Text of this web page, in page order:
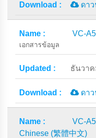
ดา
VC-
เอกสารข้อมูล
ธันวาค
ดา
VC-
Chinese (繁體中文)